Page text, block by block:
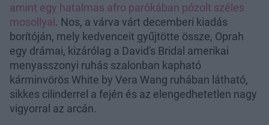
amint egy hatalmas afro parókában pózolt széles
mosollyal. Nos, a várva várt decemberi kiadás
borítóján, mely kedvenceit gyűjtötte össze, Oprah
egy drámai, kizárólag a David's Bridal amerikai
menyasszonyi ruhás szalonban kapható
kárminvörös White by Vera Wang ruhában látható,
sikkes cilinderrel a fején és az elengedhetetlen nagy
vigyorral az arcán.